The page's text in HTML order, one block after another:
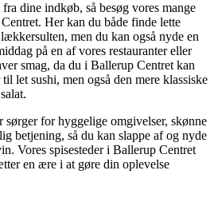
dine indkøb, så besøg vores mange
Her kan du både finde lette
men du kan også nyde en
på en af vores restauranter eller
smag, da du i Ballerup Centret kan
let sushi, men også den mere klassiske
sørger for hyggelige omgivelser, skønne
betjening, så du kan slappe af og nyde
Vores spisesteder i Ballerup Centret
en ære i at gøre din oplevelse